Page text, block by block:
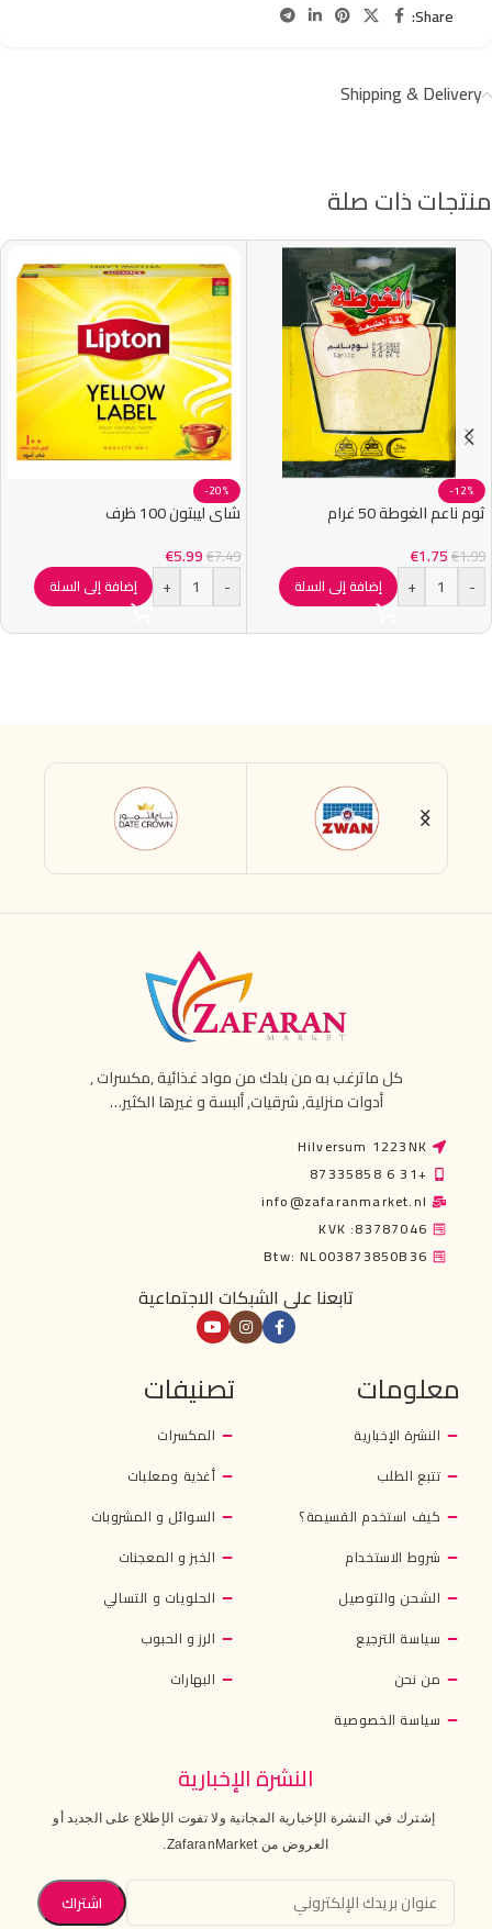
Share:
Shipping & Delivery
منتجات ذات صلة
-12%
ثوم ناعم الغوطة 50 غرام
€1.99
€1.75
-
+ إضافة إلى السلة
-20%
شاي ليبتون 100 ظرف
€7.49
€5.99
-
+ إضافة إلى السلة
كل ماترغب به من بلدك من مواد غذائية ,مكسرات ,
أدوات منزلية, شرقيات, ألبسة و غيرها الكثير…
Hilversum 1223NK
+31 6 87335858
info@zafaranmarket.nl
KVK :83787046
Btw: NL003873850B36
تابعنا على الشبكات الاجتماعية
معلومات
النشرة الإخبارية
تتبع الطلب
كيف استخدم القسيمة؟
شروط الاستخدام
الشحن والتوصيل
سياسة الترجيع
من نحن
سياسة الخصوصية
تصنيفات
المكسرات
أغذية ومعلبات
السوائل و المشروبات
الخبز و المعجنات
الحلويات و التسالي
الرز و الحبوب
البهارات
النشرة الإخبارية
إشترك في النشرة الإخبارية المجانية ولا تفوت الإطلاع على الجديد أو
العروض من ZafaranMarket.